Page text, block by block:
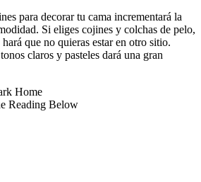
para decorar tu cama incrementará la
Si eliges cojines y colchas de pelo,
que no quieras estar en otro sitio.
claros y pasteles dará una gran
Home
Reading Below